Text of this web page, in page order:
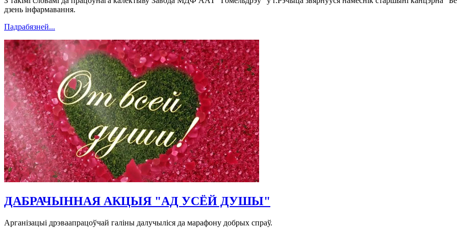
дзень інфармавання.
Падрабязней...
ДАБРАЧЫННАЯ АКЦЫЯ "АД УСЁЙ ДУШЫ"
Арганізацыі дрэваапрацоўчай галіны далучыліся да марафону добрых спраў.